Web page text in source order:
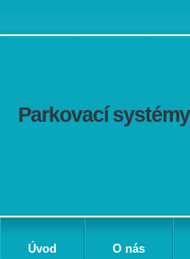
Parkovací
Úvod O nás